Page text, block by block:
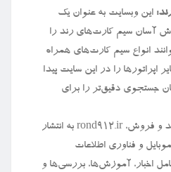
این وبسایت به عنوان یک
آسان سیم کارت‌های رند را
انواع سیم کارت‌های همراه
مختلف ۰۹۱۲ و سایر اپراتورها را در این سایت پیدا
جستجوی دقیق‌تر را برای
علاوه بر خرید و فروش، rond912.ir به انتشار
و فناوری اطلاعات
اخبار، آموزش‌ها، بررسی‌ها و